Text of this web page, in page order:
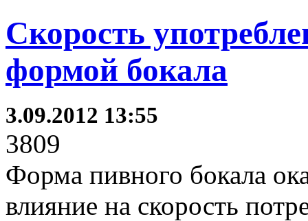
Скорость
формой бокала
3.09.2012 13:55
3809
Форма пивного бокала
влияние на скорость